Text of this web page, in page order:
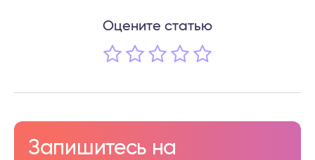
Оцените статью
Запишитесь на